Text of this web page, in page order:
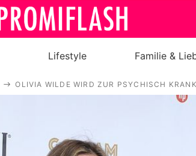
Royals
Filme & Serien
Lifestyle Familie &
OLIVIA WILDE WIRD ZUR PSYCHISCH